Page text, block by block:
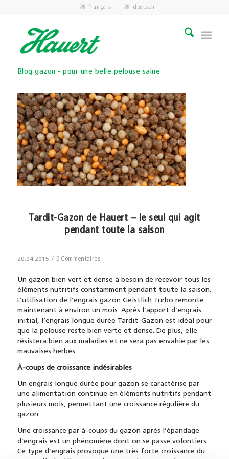
français deutsch
Blog gazon - pour une belle pelouse saine
Tardit-Gazon de Hauert – le seul qui agit
pendant toute la saison
20.04.2015 / 0 Commentaires
Un gazon bien vert et dense a besoin de recevoir tous les
éléments nutritifs constamment pendant toute la saison.
L’utilisation de l’engrais gazon Geistlich Turbo remonte
maintenant à environ un mois. Après l’apport d’engrais
initial, l’engrais longue durée Tardit-Gazon est idéal pour
que la pelouse reste bien verte et dense. De plus, elle
résistera bien aux maladies et ne sera pas envahie par les
mauvaises herbes.
À-coups de croissance indésirables
Un engrais longue durée pour gazon se caractérise par
une alimentation continue en éléments nutritifs pendant
plusieurs mois, permettant une croissance régulière du
gazon.
Une croissance par à-coups du gazon après l’épandage
d’engrais est un phénomène dont on se passe volontiers.
Ce type d’engrais provoque une très forte croissance du